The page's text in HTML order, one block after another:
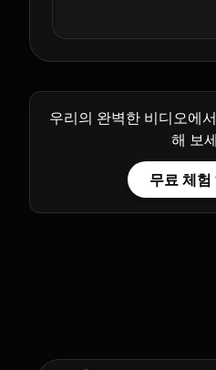
우리의 완벽한 비디오에
해 보
무료 체험